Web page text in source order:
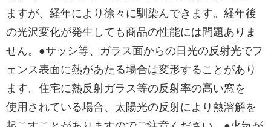
ますが、経年により徐々に馴染んできます。経年後
の光沢変化が発生しても商品の性能には問題ありま
せん。●サッシ等、ガラス面からの日光の反射光でフ
ェンス表面に熱があたる場合は変形することがあり
ます。住宅に熱反射ガラス等の反射率の高い窓を
使用されている場合、太陽光の反射により熱溶解を